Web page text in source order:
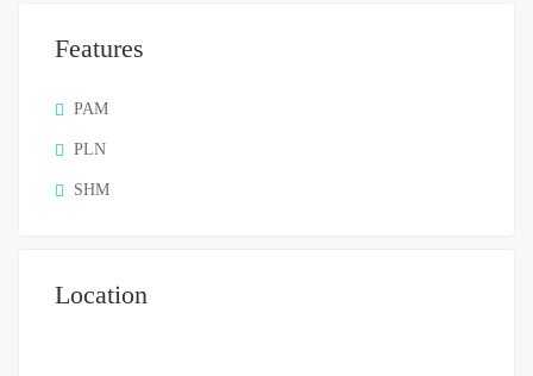
Features
PAM
PLN
SHM
Location